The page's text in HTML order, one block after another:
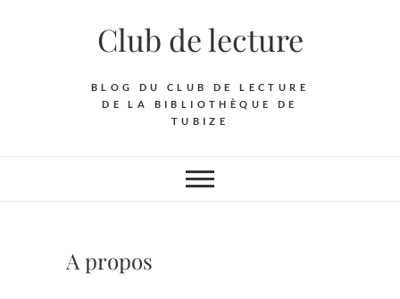
Club de lecture
BLOG DU CLUB DE LECTURE
DE LA BIBLIOTHÈQUE DE
TUBIZE
A propos